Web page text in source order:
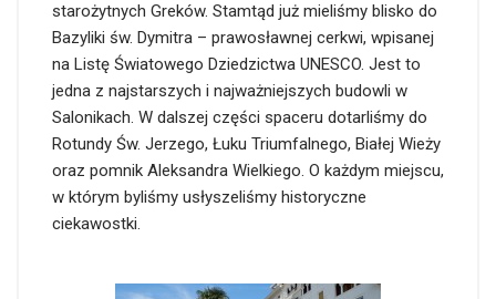
starożytnych Greków. Stamtąd już mieliśmy blisko do
Bazyliki św. Dymitra – prawosławnej cerkwi, wpisanej
na Listę Światowego Dziedzictwa UNESCO. Jest to
jedna z najstarszych i najważniejszych budowli w
Salonikach. W dalszej części spaceru dotarliśmy do
Rotundy Św. Jerzego, Łuku Triumfalnego, Białej Wieży
oraz pomnik Aleksandra Wielkiego. O każdym miejscu,
w którym byliśmy usłyszeliśmy historyczne
ciekawostki.